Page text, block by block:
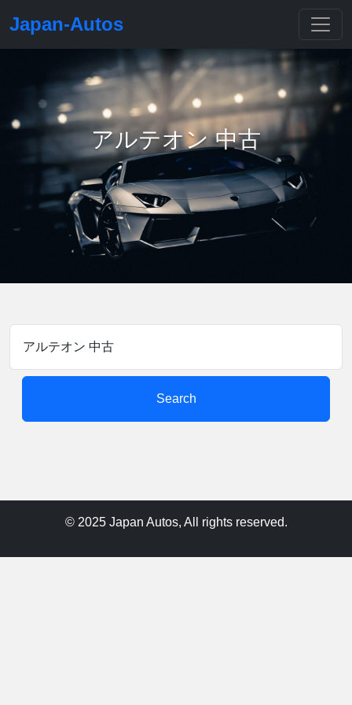
Japan-Autos
アルテオン 中古
Search
© 2025 Japan Autos, All rights reserved.